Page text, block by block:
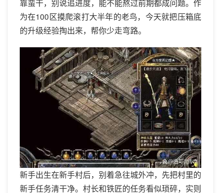
靠蛮干，别说追进度，能不能熬过前期都成问题。作
为在100区摸爬滚打大半年的老鸟，今天就把压箱底
的升级经验掏出来，帮你少走弯路。
新手出生在新手村后，别着急往城外冲，先把村里的
新手任务清干净。村长和铁匠的任务看似琐碎，实则